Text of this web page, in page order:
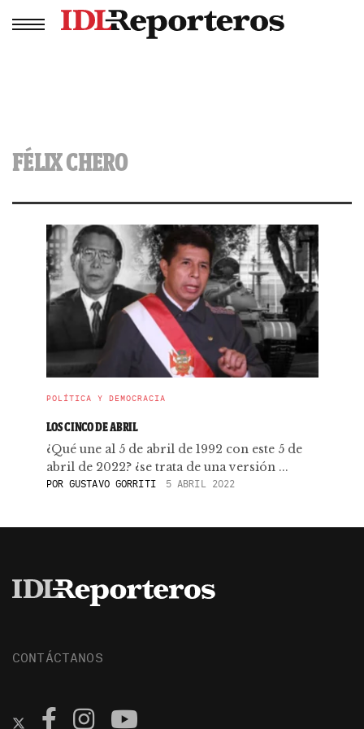
FÉLIX CHERO
POLÍTICA Y DEMOCRACIA
LOS CINCO DE ABRIL
¿Qué une al 5 de abril de 1992 con este 5 de
abril de 2022? ¿se trata de una versión ...
POR GUSTAVO GORRITI 5 ABRIL 2022
CONTÁCTANOS